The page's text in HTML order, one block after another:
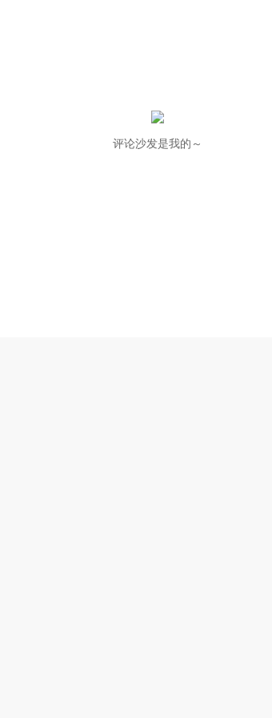
评论沙发是我的～